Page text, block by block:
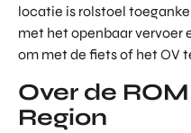
locatie is rolstoel
met het openbaar vervoer
om met de fiets of het OV
Over de
Region